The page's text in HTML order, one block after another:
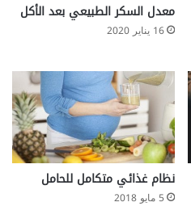
معدل السكر الطبيعي بعد الأكل
16 يناير 2020
نظام غذائي متكامل للحامل
5 مايو 2018